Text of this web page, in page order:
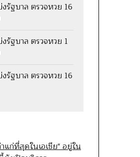
รัฐบาล ตรวจหวย 16
รัฐบาล ตรวจหวย 1
รัฐบาล ตรวจหวย 16
แก่ที่สุดในเอเชีย" อยู่ใน